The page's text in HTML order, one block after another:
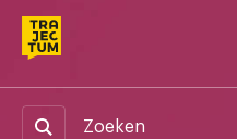
Zoeken